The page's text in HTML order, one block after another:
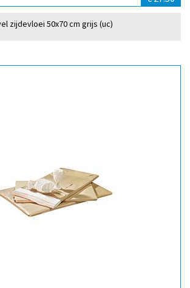
zijdevloei 50x70 cm grijs (uc)